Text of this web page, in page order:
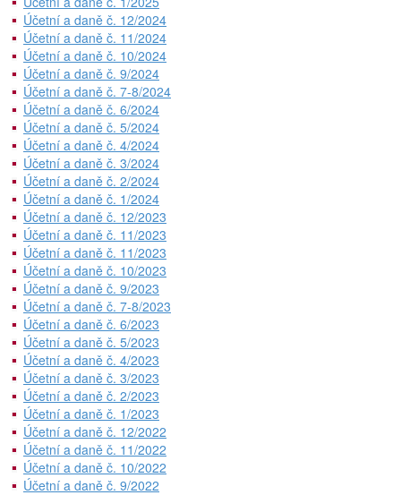
Účetní a daně č. 12/2024
Účetní a daně č. 11/2024
Účetní a daně č. 10/2024
Účetní a daně č. 9/2024
Účetní a daně č. 7-8/2024
Účetní a daně č. 6/2024
Účetní a daně č. 5/2024
Účetní a daně č. 4/2024
Účetní a daně č. 3/2024
Účetní a daně č. 2/2024
Účetní a daně č. 1/2024
Účetní a daně č. 12/2023
Účetní a daně č. 11/2023
Účetní a daně č. 11/2023
Účetní a daně č. 10/2023
Účetní a daně č. 9/2023
Účetní a daně č. 7-8/2023
Účetní a daně č. 6/2023
Účetní a daně č. 5/2023
Účetní a daně č. 4/2023
Účetní a daně č. 3/2023
Účetní a daně č. 2/2023
Účetní a daně č. 1/2023
Účetní a daně č. 12/2022
Účetní a daně č. 11/2022
Účetní a daně č. 10/2022
Účetní a daně č. 9/2022